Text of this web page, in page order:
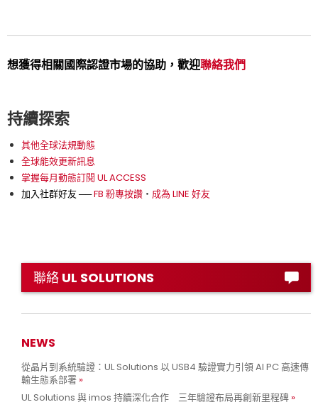
想獲得相關國際認證市場的協助，歡迎聯絡我們
持續探索
其他全球法規動態
全球能效更新訊息
掌握每月動態訂閱 UL ACCESS
加入社群好友 ──FB 粉專按讚 ‧ 成為 LINE 好友
聯絡 UL SOLUTIONS
NEWS
從晶片到系統驗證：UL Solutions 以 USB4 驗證實力引領 AI PC 高速傳
輸生態系部署
UL Solutions 與 imos 持續深化合作 三年驗證布局再創新里程碑